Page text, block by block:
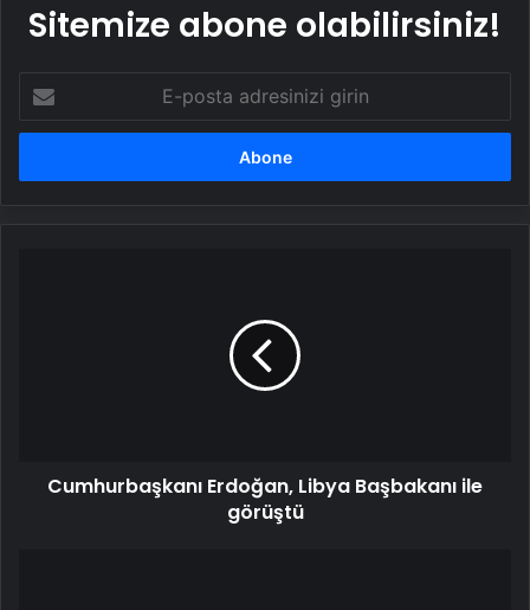
Sitemize abone olabilirsiniz!
posta
adresinizi
Cumhurbaşkanı Erdoğan, Libya Başbakanı ile
görüştü